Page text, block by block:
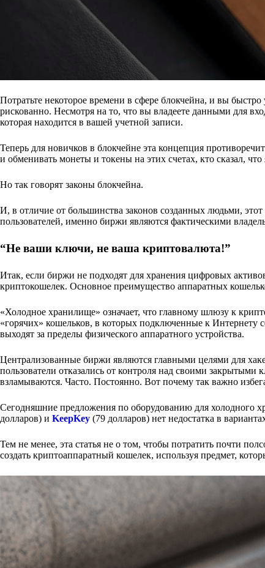
Потратьте некоторое времени в сфере блокчейна, и вы
рискованно. Несмотря на то, что вы владеете данными для
которая находится в вашей учетной записи.
Теперь для новичков в блокчейне эта концепция
и обменивать монеты и токены на этих счетах, кто сказал,
Но так говорят законы блокчейна.
И, в отличие от большинства законов созданных людьми,
пользователей, именно биржи являются фактическими
“Не ваши ключи, не ваша криптовалюта!”
Итак, если биржи не подходят для хранения цифровых
криптокошелек. Основное преимущество аппаратных
«Холодное хранилище» означает, что главному шлюзу к
«горячих» кошельков, в которых подключенные к Интернету
выходят за пределы физического аппаратного устройства.
Централизованные биржи являются главными целями для
пользователи отказались от контроля над своими
взламываются. Часто. Постоянно. Вот почему так важно
Сегодняшние предложения по оборудованию для холодного
долларов) и KeepKey (79 долларов) нет недостатка в
Тем не менее, эта статья не о том, чтобы потратить почти
создать криптоаппаратный кошелек, используя предмет,